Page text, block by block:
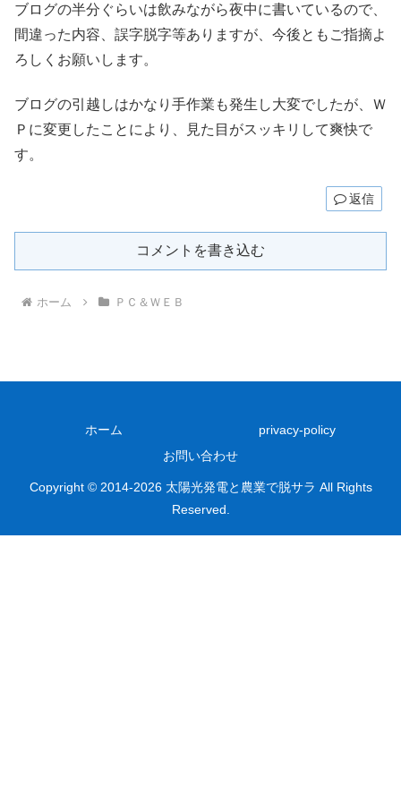
ブログの半分ぐらいは飲みながら夜中に書いているので、
間違った内容、誤字脱字等ありますが、今後ともご指摘よ
ろしくお願いします。
ブログの引越しはかなり手作業も発生し大変でしたが、Ｗ
Ｐに変更したことにより、見た目がスッキリして爽快で
す。
返信
コメントを書き込む
ホーム ＰＣ＆ＷＥＢ
ホーム
privacy-policy
お問い合わせ
Copyright © 2014-2026 太陽光発電と農業で脱サラ All Rights
Reserved.